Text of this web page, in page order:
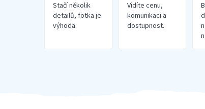
Stačí několik
detailů, fotka je
výhoda.
Vidíte cenu,
komunikaci a
dostupnost.